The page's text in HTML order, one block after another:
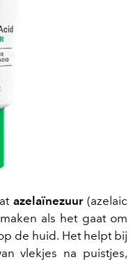
azelaïnezuur(azelaic
als het gaat om
de huid. Het helpt bij
vlekjes na puistjes,